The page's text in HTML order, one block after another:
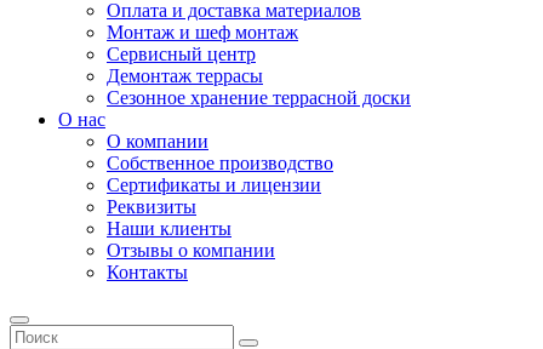
Оплата и доставка материалов
Монтаж и шеф монтаж
Сервисный центр
Демонтаж террасы
Сезонное хранение террасной доски
О нас
О компании
Собственное производство
Сертификаты и лицензии
Реквизиты
Наши клиенты
Отзывы о компании
Контакты